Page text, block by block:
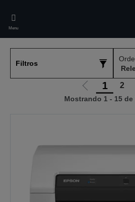
main
content
Menu
Filtros
Ir
para
1 2
Mostrando 1 - 15 de